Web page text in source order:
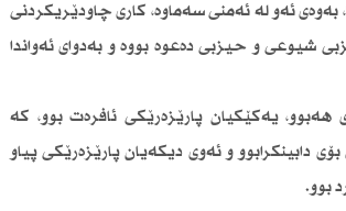
بەوەی ئەو لە ئەمنی سەماوە، کاری چاودێریکردنی
شیوعی و حیزبی دەعوە بووە و بەدوای ئەواندا
هەبوو، یەکێکیان پارێزەرێکی ئافرەت بوو، کە
دابینکرابوو و ئەوی دیکەیان پارێزەرێکی پیاو
بوو.